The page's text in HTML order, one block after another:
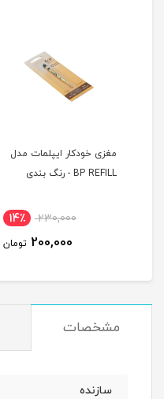
مغزی خودکار ایپلمات مدل
BP REFILL - رنگ بندی
230,000 14٪
200,000 تومان
مشخصات
سازنده